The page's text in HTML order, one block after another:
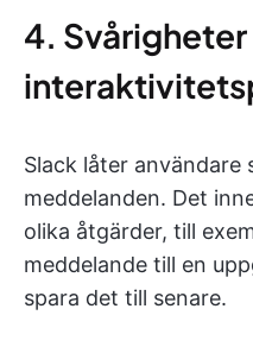
4.
Slack låter användare
meddelanden. Det
olika åtgärder, till
meddelande till en
spara det till senare.